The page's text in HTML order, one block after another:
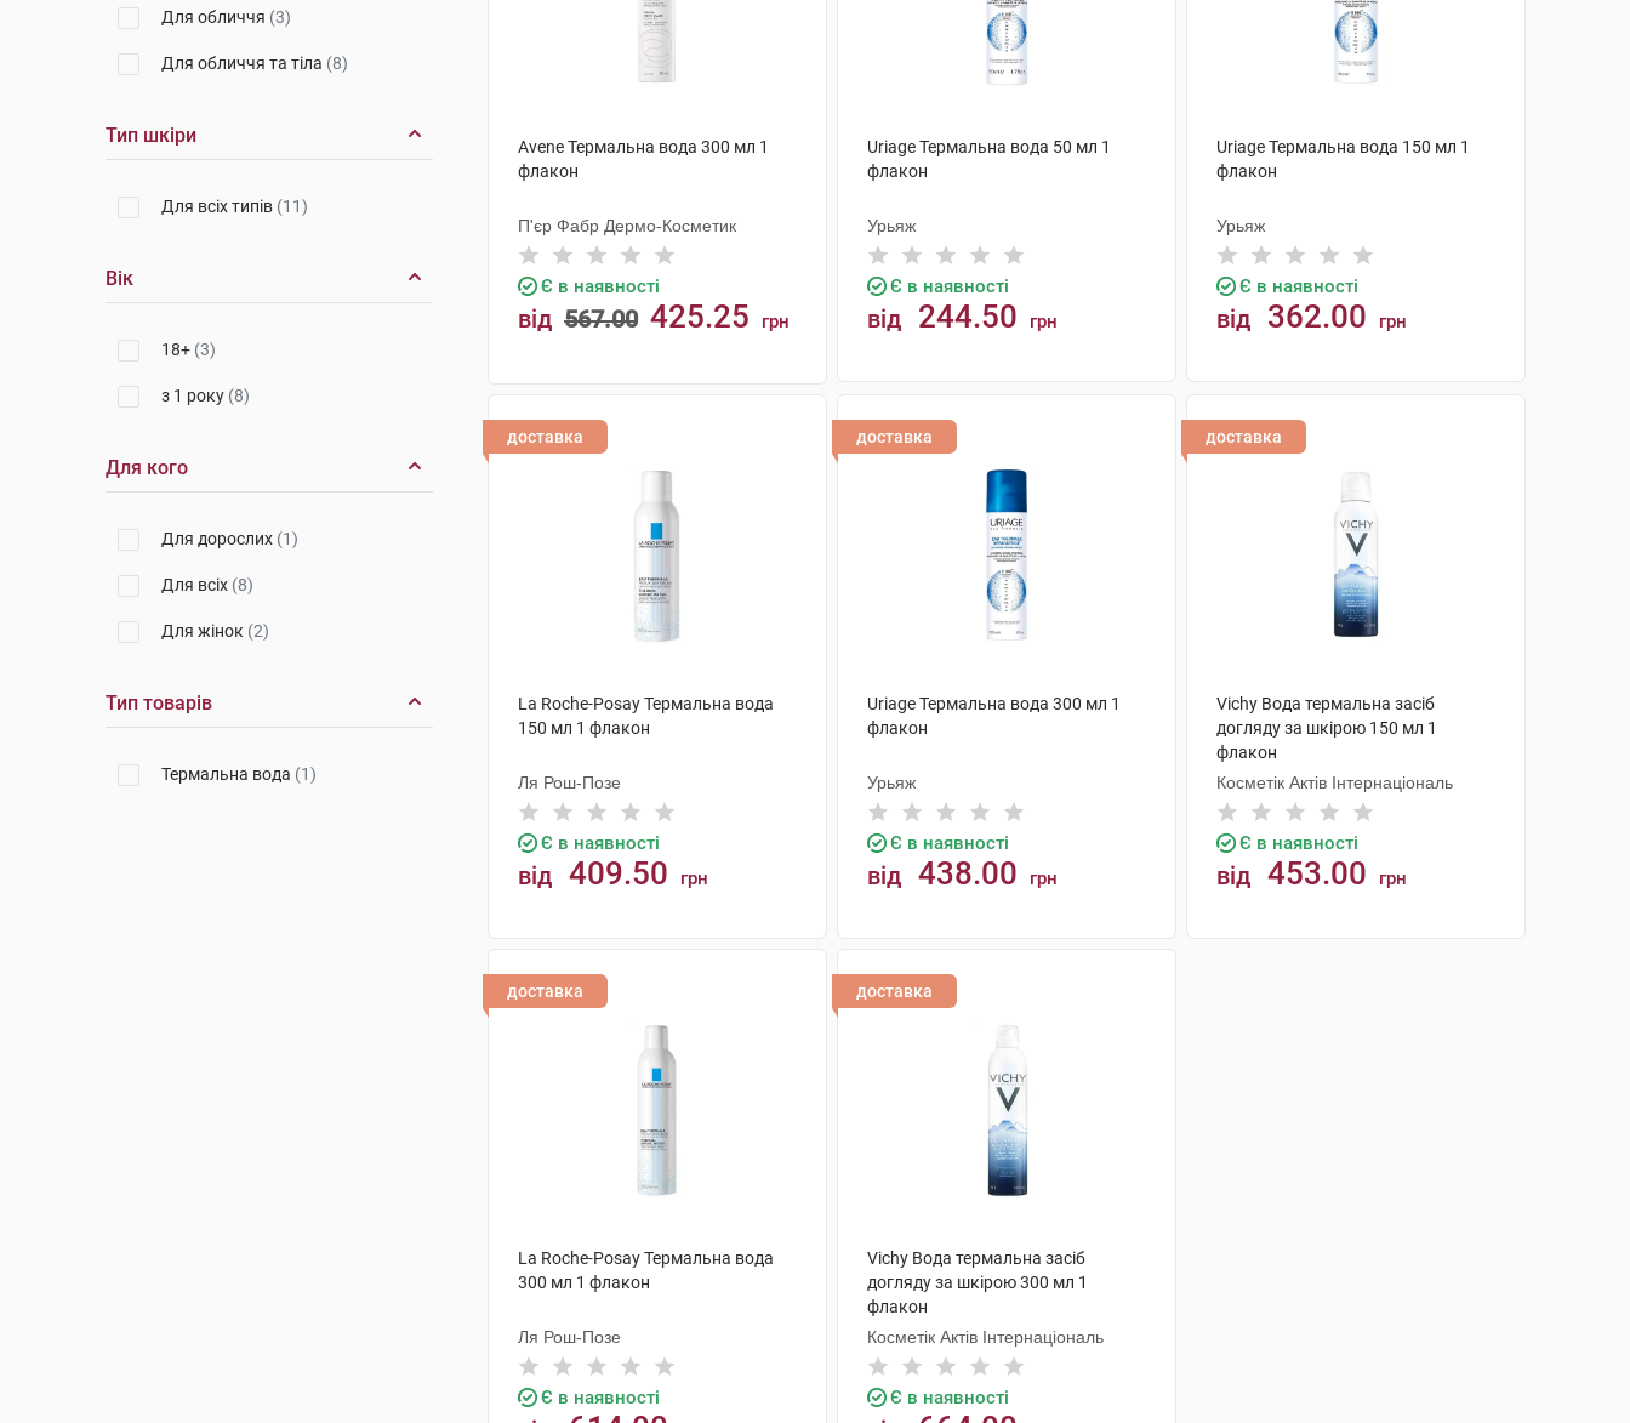
Для обличчя (3)
Для обличчя та тіла (8)
Тип шкіри
Для всіх типів (11)
Вік
18+ (3)
з 1 року (8)
Для кого
Для дорослих (1)
Для всіх (8)
Для жінок (2)
Тип товарів
Термальна вода (1)
Avene Термальна вода 300 мл 1
флакон
П'єр Фабр Дермо-Косметик
Є в наявності
від 567.00 425.25 грн
Uriage Термальна вода 50 мл 1
флакон
Урьяж
Є в наявності
від 244.50 грн
Uriage Термальна вода 150 мл 1
флакон
Урьяж
Є в наявності
від 362.00 грн
доставка
La Roche-Posay Термальна вода
150 мл 1 флакон
Ля Рош-Позе
Є в наявності
від 409.50 грн
доставка
Uriage Термальна вода 300 мл 1
флакон
Урьяж
Є в наявності
від 438.00 грн
доставка
Vichy Вода термальна засіб
догляду за шкірою 150 мл 1
флакон
Косметік Актів Інтернаціональ
Є в наявності
від 453.00 грн
доставка
La Roche-Posay Термальна вода
300 мл 1 флакон
Ля Рош-Позе
Є в наявності
доставка
Vichy Вода термальна засіб
догляду за шкірою 300 мл 1
флакон
Косметік Актів Інтернаціональ
Є в наявності